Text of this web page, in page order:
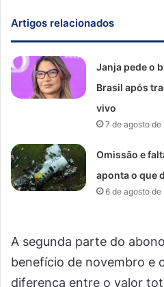
Artigos relacionados
Janja pede o
Brasil após
vivo
7 de agosto de
Omissão e
aponta o que
6 de agosto de
A segunda parte do
benefício de novembro e
diferença entre o valor